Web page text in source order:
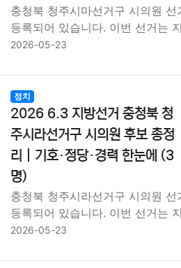
충청북 청주시마선거구 시의원
등록되어 있습니다. 이번 선거는
2026-05-23
정치
2026 6.3 지방선거 충청북 청
주시라선거구 시의원 후보 총정
리｜기호·정당·경력 한눈에 (3
명)
충청북 청주시라선거구 시의원
등록되어 있습니다. 이번 선거는
2026-05-23